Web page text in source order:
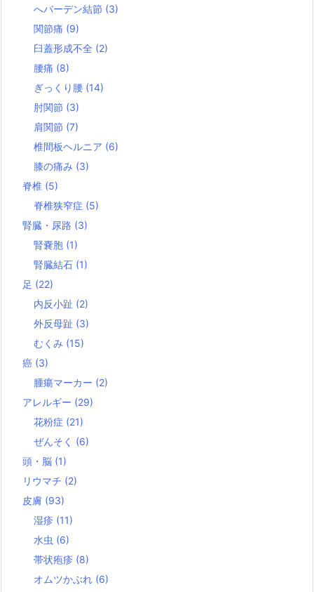
へバーデン結節 (3)
関節痛 (9)
臼蓋形成不全 (2)
腰痛 (8)
ぎっくり腰 (14)
肘関節 (3)
肩関節 (7)
椎間板ヘルニア (6)
膝の痛み (3)
脊椎 (5)
脊椎狭窄症 (5)
腎臓・尿路 (3)
腎嚢胞 (1)
腎臓結石 (1)
足 (22)
内反小趾 (2)
外反母趾 (3)
むくみ (15)
癌 (3)
腫瘍マーカー (2)
アレルギー (29)
花粉症 (21)
ぜんそく (6)
頭・脳 (1)
リウマチ (2)
皮膚 (93)
湿疹 (11)
水虫 (6)
帯状疱疹 (8)
オムツかぶれ (6)